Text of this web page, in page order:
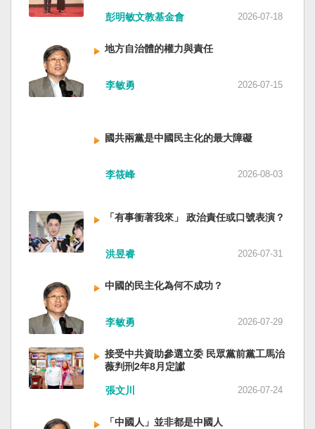
史的了結，寫下句點。生活在台灣的人們應共同
起造一個對「中國」不構成侵權的新國家，開啟
（作者是詩人）
立符合台灣社會條件的防災文化。 防災的目的，
不只是讓人民在災害中生存下來，更是在災害發
的防災制度，不是要求人民只能服從撤離命令，
而是讓人民相信：當他們離開家園時，公共制度
會接住他們。
彭明敏文教基金會 2026-07-18
地方自治體的權力與責任
李敏勇 2026-07-15
國共兩黨是中國民主化的最大障礙
李筱峰 2026-08-03
「有事衝著我來」 政治責任或口號表演？
洪昱睿 2026-07-31
中國的民主化為何不成功？
李敏勇 2026-07-29
接受中共資助參選立委 民眾黨前黨工馬治
薇判刑2年8月定讞
張文川 2026-07-24
「中國人」並非都是中國人